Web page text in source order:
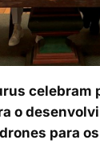
celebram
o
para